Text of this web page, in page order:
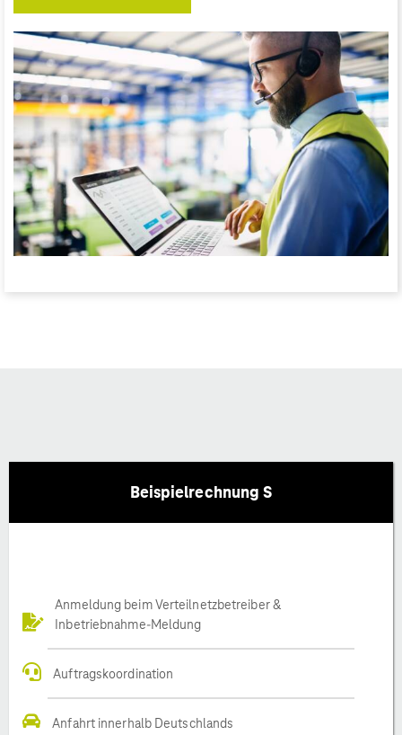
Beispielrechnung S
Anmeldung beim Verteilnetzbetreiber &
Inbetriebnahme-Meldung
Auftragskoordination
Anfahrt innerhalb Deutschlands